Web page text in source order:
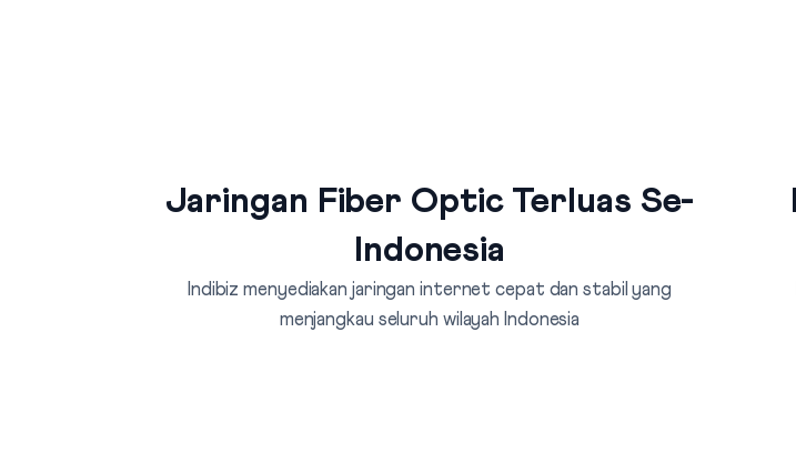
Jaringan Fiber Optic Terluas Se-
Indonesia
Indibiz menyediakan jaringan internet cepat dan stabil yang
menjangkau seluruh wilayah Indonesia